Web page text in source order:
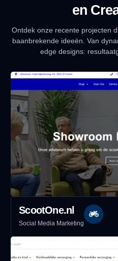
en
Ontdek onze recente projecten
baanbrekende ideeën. Van
edge designs:
ScootOne.nl
Social Media Marketing